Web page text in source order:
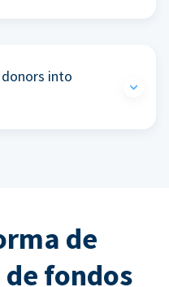
into
de
fondos